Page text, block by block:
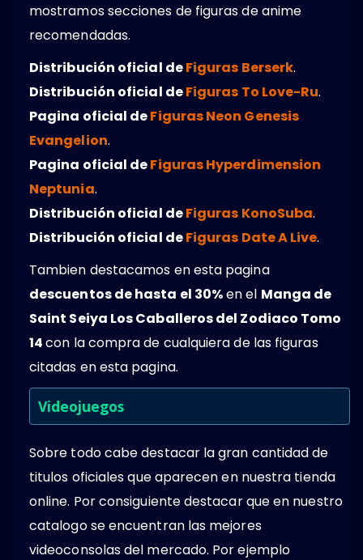
mostramos secciones de figuras de anime
recomendadas.
Distribución oficial deFiguras Berserk.
Distribución oficial deFiguras To Love-Ru.
Pagina oficial deFiguras Neon Genesis
Evangelion.
Pagina oficial deFiguras Hyperdimension
Neptunia.
Distribución oficial deFiguras KonoSuba.
Distribución oficial deFiguras Date A Live.
Tambien destacamos en esta pagina
descuentos de hasta el 30%en el Manga de
Saint Seiya Los Caballeros del Zodiaco Tomo
14con la compra de cualquiera de las figuras
citadas en esta pagina.
Videojuegos
Sobre todo cabe destacar la gran cantidad de
titulos oficiales que aparecen en nuestra tienda
online. Por consiguiente destacar que en nuestro
catalogo se encuentran las mejores
videoconsolas del mercado. Por ejemplo